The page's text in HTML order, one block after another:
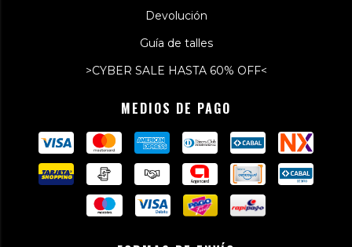
Devolución
Guía de talles
>CYBER SALE HASTA 60% OFF<
MEDIOS DE PAGO